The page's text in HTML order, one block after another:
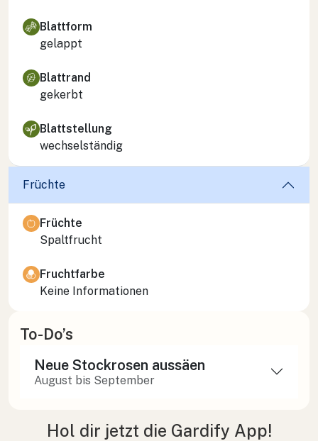
Blattform
gelappt
Blattrand
gekerbt
Blattstellung
wechselständig
Früchte
Früchte
Spaltfrucht
Fruchtfarbe
Keine Informationen
To-Do’s
Neue Stockrosen aussäen
August bis September
Hol dir jetzt die Gardify App!